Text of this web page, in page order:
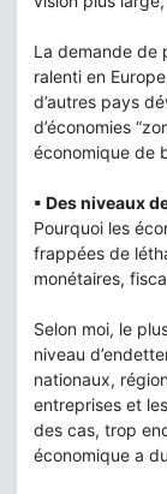
La demande de
ralenti en
d’autres pays
d’économies
économique de
▪ Des niveaux
Pourquoi les
frappées de
monétaires,
Selon moi, le
niveau
nationaux,
entreprises et
des cas, trop
économique a